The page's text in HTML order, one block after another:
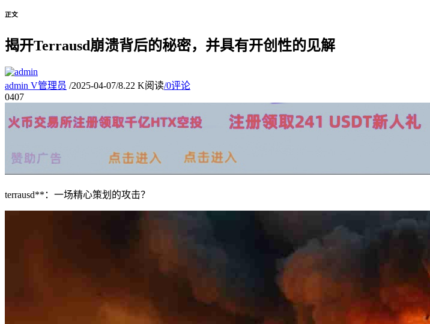
正文
揭开Terrausd崩溃背后的秘密，并具有开创性的见解
admin V管理员 /2025-04-07/8.22 K阅读/0评论
0407
terrausd**：一场精心策划的攻击？